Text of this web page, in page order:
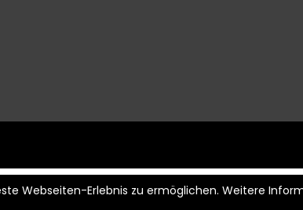
Webseiten-Erlebnis zu ermöglichen. Weitere